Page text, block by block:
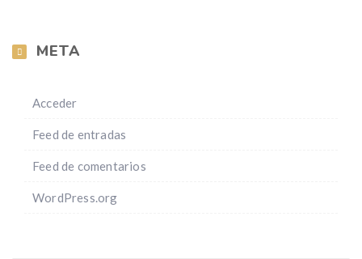
META
Acceder
Feed de entradas
Feed de comentarios
WordPress.org